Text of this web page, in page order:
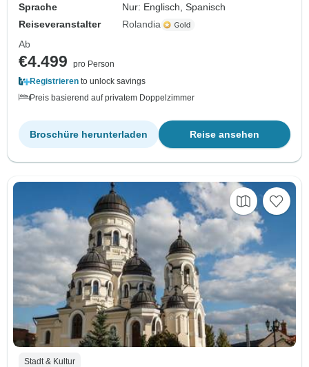
Sprache
Nur: Englisch, Spanisch
Reiseveranstalter
Rolandia
Ab
€4.499
pro Person
Registrieren to unlock savings
Preis basierend auf privatem Doppelzimmer
Reise ansehen
Broschüre herunterladen
Stadt & Kultur